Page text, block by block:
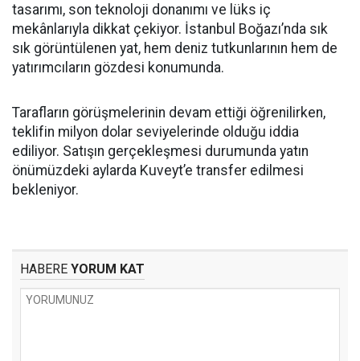
tasarımı, son teknoloji donanımı ve lüks iç
mekânlarıyla dikkat çekiyor. İstanbul Boğazı’nda sık
sık görüntülenen yat, hem deniz tutkunlarının hem de
yatırımcıların gözdesi konumunda.
Tarafların görüşmelerinin devam ettiği öğrenilirken,
teklifin milyon dolar seviyelerinde olduğu iddia
ediliyor. Satışın gerçekleşmesi durumunda yatın
önümüzdeki aylarda Kuveyt’e transfer edilmesi
bekleniyor.
HABERE YORUM KAT